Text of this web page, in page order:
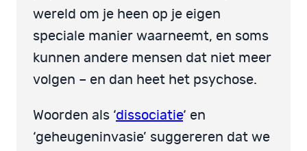
wereld om je heen op je eigen
speciale manier waarneemt, en soms
kunnen andere mensen dat niet meer
volgen – en dan heet het psychose.
Woorden als ‘dissociatie‘ en
‘geheugeninvasie’ suggereren dat we